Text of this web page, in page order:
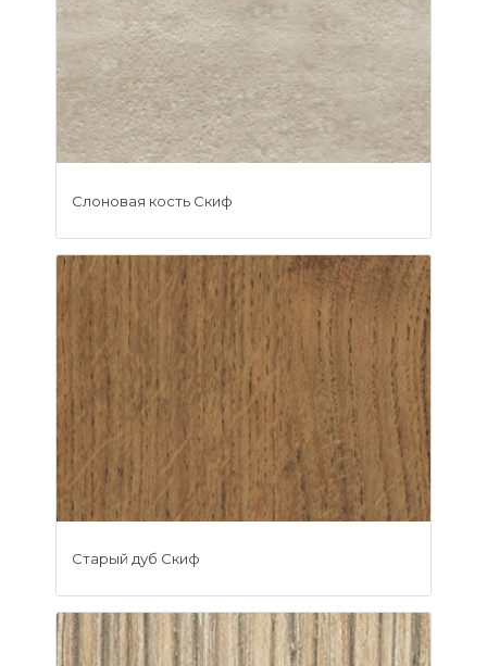
Слоновая кость Скиф
Старый дуб Скиф